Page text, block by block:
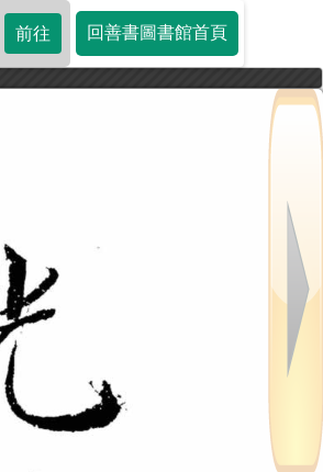
前往 回善書圖書館首頁